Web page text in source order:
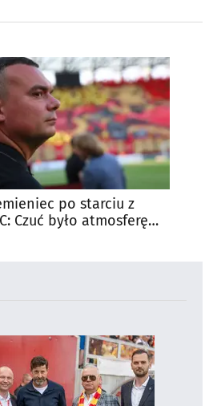
po starciu z
Czuć było atmosferę